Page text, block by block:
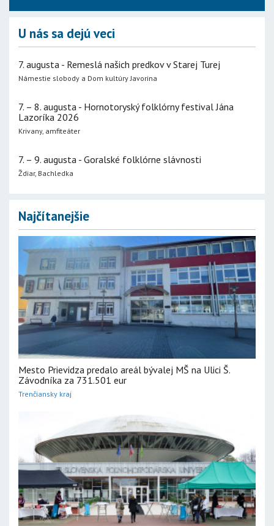
U nás sa dejú veci
7. augusta - Remeslá našich predkov v Starej Turej
Námestie slobody a Dom kultúry Javorina
7. – 8. augusta - Hornotoryský folklórny festival Jána
Lazoríka 2026
Krivany, amfiteáter
7. – 9. augusta - Goralské folklórne slávnosti
Ždiar, Bachledka
Najčítanejšie
Mesto Prievidza predalo areál bývalej MŠ na Ulici Š.
Závodníka za 731.501 eur
Trenčiansky kraj